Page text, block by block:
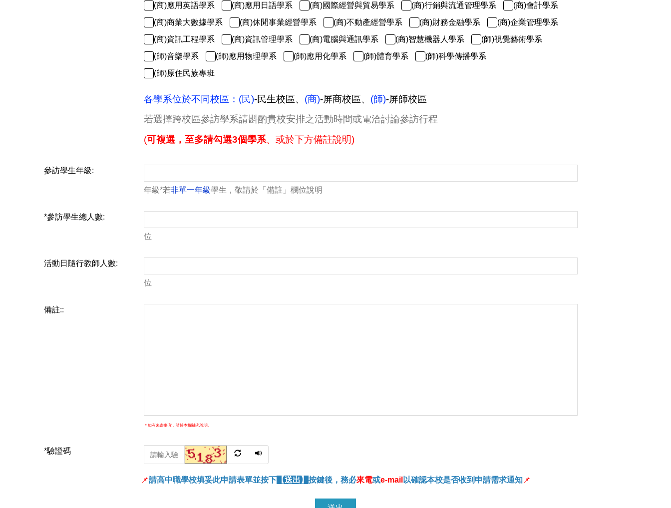
(商)應用英語學系
(商)應用日語學系 (商)國際經營與貿易學系 (商)行銷與流通管理學系
(商)會計學系
(商)商業大數據學系
(商)休閒事業經營學系 (商)不動產經營學系 (商)財務金融學系
(商)企業管理學系
(商)資訊工程學系
(商)資訊管理學系 (商)電腦與通訊學系 (商)智慧機器人學系
(師)視覺藝術學系
(師)音樂學系
(師)應用物理學系 (師)應用化學系 (師)體育學系
(師)科學傳播學系
(師)原住民族專班
各學系位於不同校區：(民)-民生校區、 (商)-屏商校區、 (師)-屏師校區
若選擇跨校區參訪學系請斟酌貴校安排之活動時間或電洽討論參訪行程
(可複選，至多請勾選3個學系、或於下方備註說明)
參訪學生年級:
年級*若非單一年級學生，敬請於「備註」欄位說明
*參訪學生總人數:
位
活動日隨行教師人數:
位
備註::
＊如有未盡事宜，請於本欄補充說明。
*驗證碼
📌請高中職學校填妥此申請表單並按下【送出】 按鍵後，務必來電或e-mail 以確認本校是否收到申請需求通知📌